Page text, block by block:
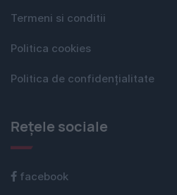
Termeni si conditii
Politica cookies
Politica de confidențialitate
Rețele sociale
facebook